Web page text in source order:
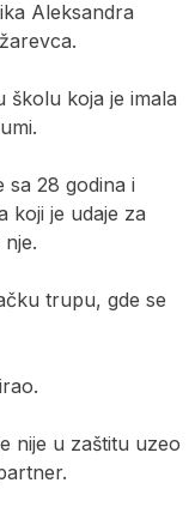
Aleksandra
školu koja je imala
sa 28 godina i
koji je udaje za
trupu, gde se
nije u zaštitu uzeo